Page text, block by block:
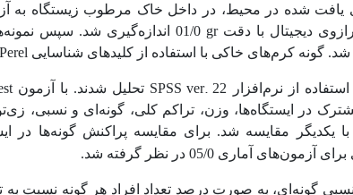
یافت شده در محیط، در داخل خاک مرطوب زیستگاه به
دیجیتال با دقتgr
گونه کرم‌های خاکی با استفاده از کلیدهای شناسایی Perel
استفاده از نرم‌افزار SPSS ver. 22 تحلیل شدند. با آزمون
در ایستگاه‌ها، وزن، تراکم کلی، گونه‌ای و نسبی،
با یکدیگر مقایسه شد. برای مقایسه پراکنش گونه‌ها در
آزمون‌های آماری 05/0 در نظر گرفته شد.